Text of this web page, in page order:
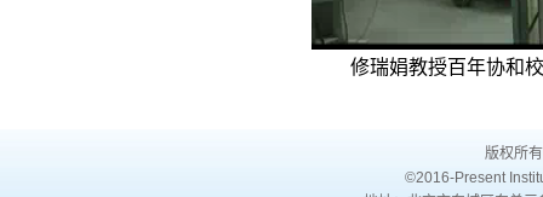
修瑞娟教授百年协和
版权所
©2016-Present